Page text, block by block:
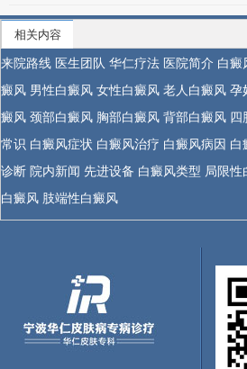
相关内容
来院路线 医生团队 华仁疗法 医院简介 白癜
癜风 男性白癜风 女性白癜风 老人白癜风 孕
癜风 颈部白癜风 胸部白癜风 背部白癜风 四
常识 白癜风症状 白癜风治疗 白癜风病因 白
诊断 院内新闻 先进设备 白癜风类型 局限
白癜风 肢端性白癜风